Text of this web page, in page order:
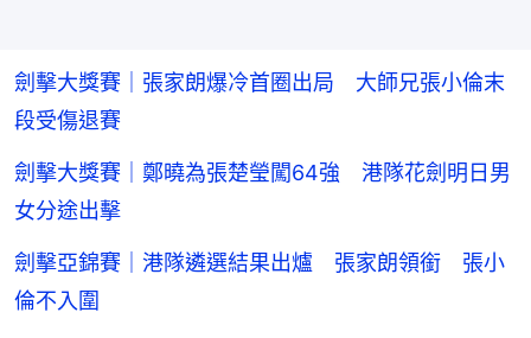
劍擊大獎賽｜張家朗爆冷首圈出局 大師兄張小倫末
段受傷退賽
劍擊大獎賽｜鄭曉為張楚瑩闖64強 港隊花劍明日男
女分途出擊
劍擊亞錦賽｜港隊遴選結果出爐 張家朗領銜 張小
倫不入圍